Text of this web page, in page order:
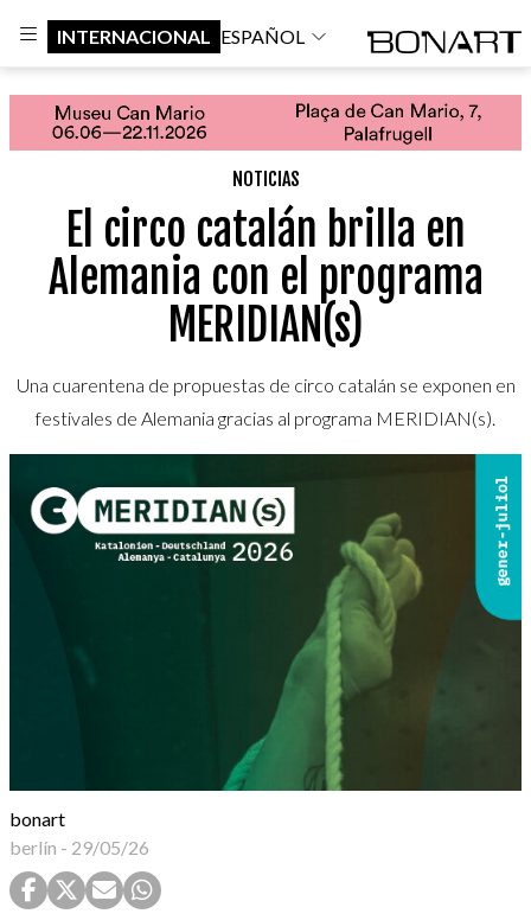
INTERNACIONAL ESPAÑOL
NOTICIAS
El circo catalán brilla en
Alemania con el programa
MERIDIAN(s)
Una cuarentena de propuestas de circo catalán se exponen en
festivales de Alemania gracias al programa MERIDIAN(s).
bonart
berlín - 29/05/26